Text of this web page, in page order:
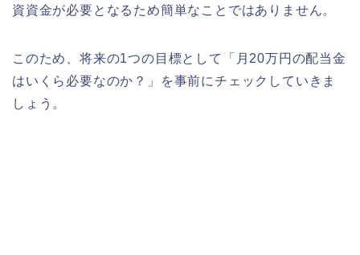
資資金が必要となるため簡単なことではありません。
このため、将来の1つの目標として「月20万円の配当金
はいくら必要なのか？」を事前にチェックしていきま
しょう。